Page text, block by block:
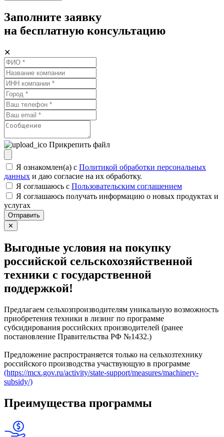
Заполните заявку
на бесплатную консультацию
✕
Прикрепить файл
Я ознакомлен(а) с Политикой обработки персональных
данных и даю согласие на их обработку.
Я соглашаюсь c Пользовательским соглашением
Я соглашаюсь получать информацию о новых продуктах и
услугах
Отправить
✕
Выгодные условия на покупку
российской сельскохозяйственной
техники с государственной
поддержкой!
Предлагаем сельхозпроизводителям уникальную возможность
приобретения техники в лизинг по программе
субсидирования российских производителей (ранее
постановление Правительства РФ №1432.)
Предложение распространяется только на сельхозтехнику
российского производства участвующую в программе
(https://mcx.gov.ru/activity/state-support/measures/machinery-
subsidy/)
Преимущества программы